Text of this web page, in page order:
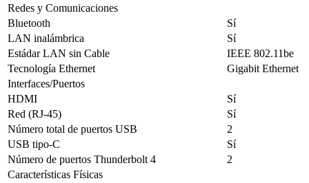
Redes y Comunicaciones
Bluetooth
Sí
LAN inalámbrica
Sí
Estádar LAN sin Cable
IEEE 802.11be
Tecnología Ethernet
Gigabit Ethernet
Interfaces/Puertos
HDMI
Sí
Red (RJ-45)
Sí
Número total de puertos USB
2
USB tipo-C
Sí
Número de puertos Thunderbolt 4
2
Características Físicas